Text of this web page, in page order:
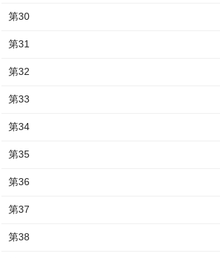
第30
第31
第32
第33
第34
第35
第36
第37
第38